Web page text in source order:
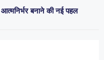
बनाने की नई पहल